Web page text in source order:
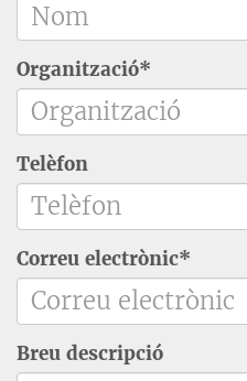
Organització*
Telèfon
Correu electrònic*
Breu descripció